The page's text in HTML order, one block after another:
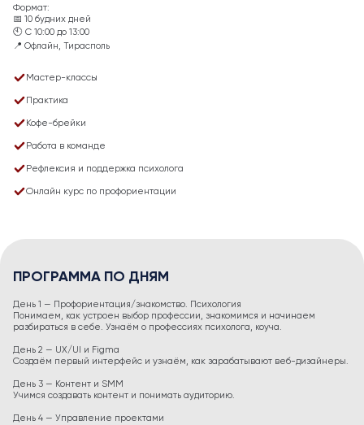
Формат:
📅 10 будних дней
🕙 С 10:00 до 13:00
📍 Офлайн, Тирасполь
Мастер-классы
Практика
Кофе-брейки
Работа в команде
Рефлексия и поддержка психолога
Онлайн курс по профориентации
ПРОГРАММА ПО ДНЯМ
День 1 — Профориентация/знакомство. Психология
Понимаем, как устроен выбор профессии, знакомимся и начинаем
разбираться в себе. Узнаём о профессиях психолога, коуча.
День 2 — UX/UI и Figma
Создаём первый интерфейс и узнаём, как зарабатывают веб-дизайнеры.
День 3 — Контент и SMM
Учимся создавать контент и понимать аудиторию.
День 4 — Управление проектами